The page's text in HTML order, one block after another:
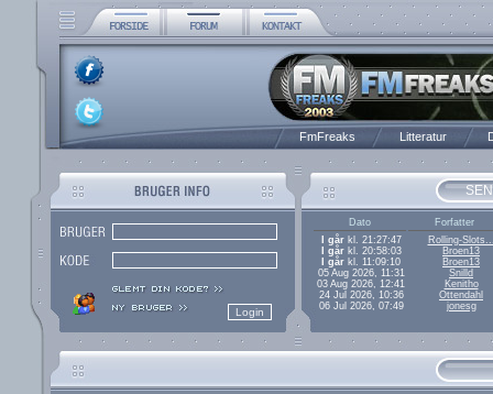
FmFreaks Litteratur
Dato
Forfatter
I gårkl. 21:27:47
Rolling-
I gårkl. 20:58:03
Broen13
I går kl. 11:09:10
Broen13
05 Aug 2026, 11:31
Snilld
03 Aug 2026, 12:41
Kenitho
24 Jul 2026, 10:36
Ottendahl
06 Jul 2026, 07:49
jonesg